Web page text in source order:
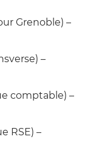
Grenoble) –
–
comptable) –
RSE) –